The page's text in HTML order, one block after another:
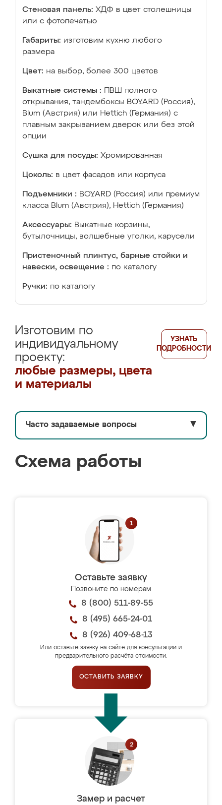
Стеновая панель: ХДФ в цвет столешницы
или с фотопечатью
Габариты: изготовим кухню любого
размера
Цвет: на выбор, более 300 цветов
Выкатные системы :
ПВШ полного
открывания, тандембоксы BOYARD (Россия),
Blum (Австрия) или Hettich (Германия) с
плавным закрыванием дверок или без этой
опции
Сушка для посуды: Хромированная
Цоколь: в цвет фасадов или корпуса
Подъемники : BOYARD (Россия) или премиум
класса Blum (Австрия), Hettich (Германия)
Аксессуары: Выкатные корзины,
бутылочницы, волшебные уголки, карусели
Пристеночный плинтус, барные стойки и
навески, освещение : по каталогу
Ручки: по каталогу
Изготовим по
индивидуальному
проекту:
любые размеры, цвета
и материалы
УЗНАТЬ
ПОДРОБНОСТИ
Часто задаваемые вопросы ▼
Схема работы
Оставьте заявку
Позвоните по номерам
8 (800) 511-89-55
8 (495) 665-24-01
8 (926) 409-68-13
Или оставьте заявку на сайте для консультации и
предварительного расчёта стоимости.
ОСТАВИТЬ ЗАЯВКУ
Замер и расчет